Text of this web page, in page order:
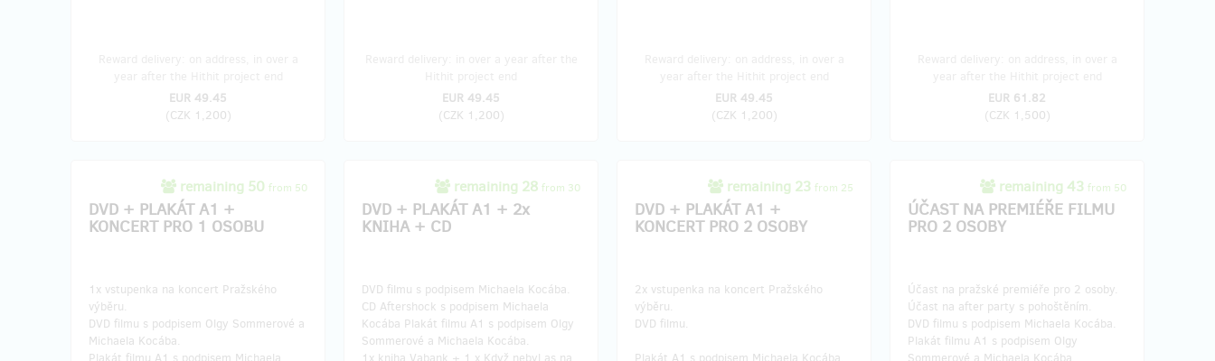
EUR 49.45
(CZK 1,200)
EUR 49.45
(CZK 1,200)
EUR 49.45
(CZK 1,200)
EUR 61.82
(CZK 1,500)
remaining 50 from 50
DVD + PLAKÁT A1 +
KONCERT PRO 1 OSOBU
1x vstupenka na koncert Pražského
výběru.
DVD filmu s podpisem Olgy Sommerové a
Michaela Kocába.
Plakát filmu A1 s podpisem Michaela
remaining 28 from 30
DVD + PLAKÁT A1 + 2x
KNIHA + CD
DVD filmu s podpisem Michaela Kocába.
CD Aftershock s podpisem Michaela
Kocába Plakát filmu A1 s podpisem Olgy
Sommerové a Michaela Kocába.
1x kniha Vabank + 1 x Když nebyl as na
remaining 23 from 25
DVD + PLAKÁT A1 +
KONCERT PRO 2 OSOBY
2x vstupenka na koncert Pražského
výběru.
DVD filmu.
Plakát A1 s podpisem Michaela Kocába.
remaining 43 from 50
ÚČAST NA PREMIÉŘE FILMU
PRO 2 OSOBY
Účast na pražské premiéře pro 2 osoby.
Účast na after party s pohoštěním.
DVD filmu s podpisem Michaela Kocába.
Plakát filmu A1 s podpisem Olgy
Sommerové a Michaela Kocába.